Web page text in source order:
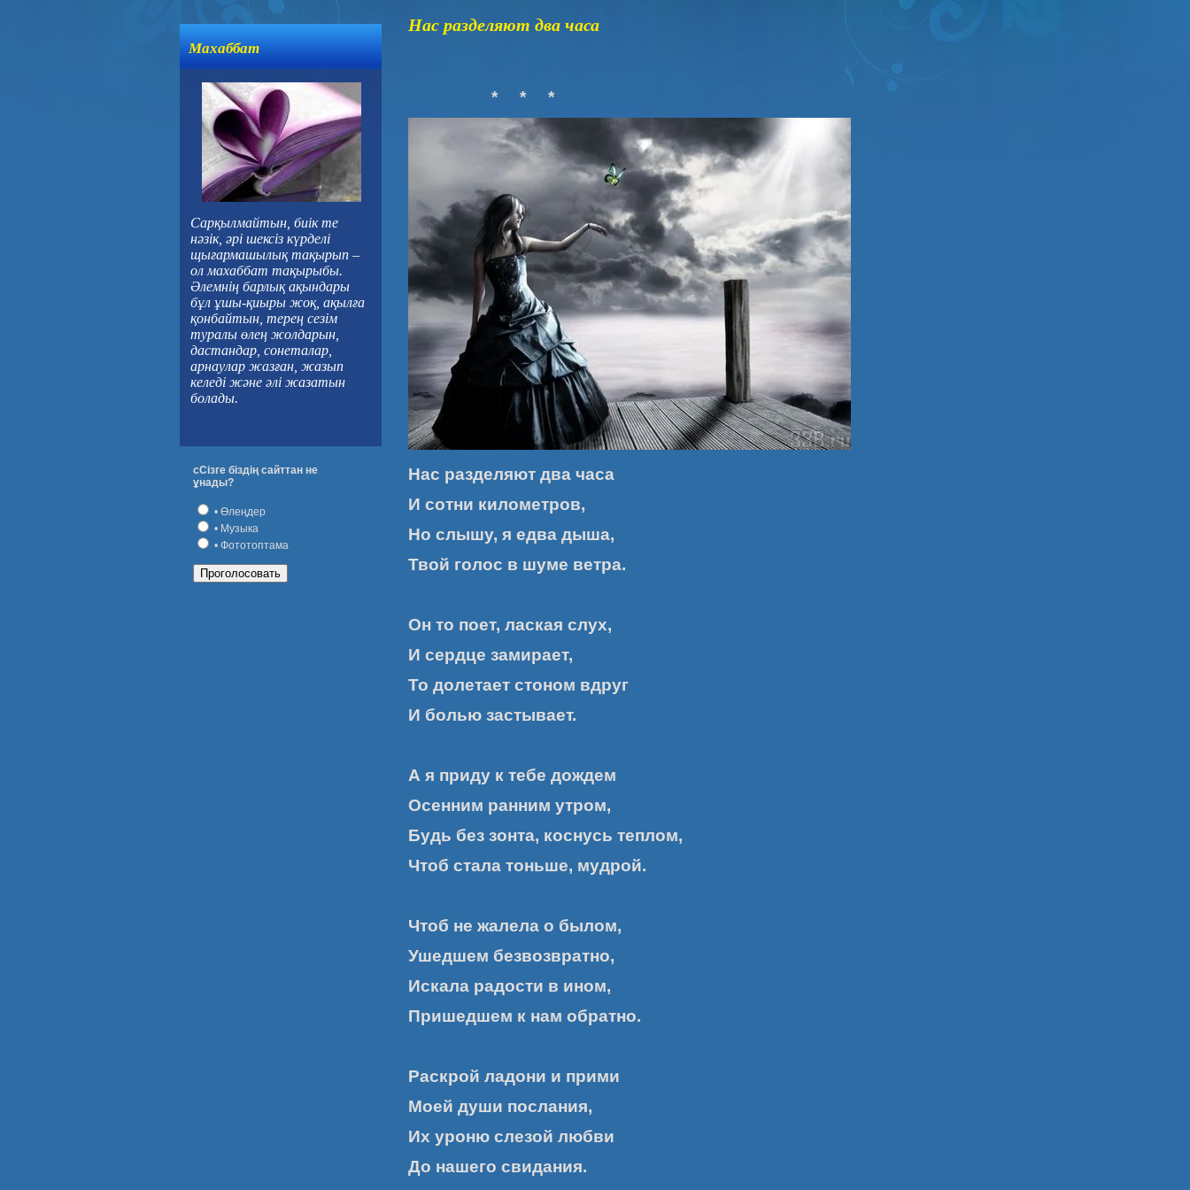
Махаббат
Сарқылмайтын, биік те
нәзік, әрі шексіз күрделі
щығармашылық тақырып –
ол махаббат тақырыбы.
Әлемнің барлық ақындары
бұл ұшы-қиыры жоқ, ақылға
қонбайтын, терең сезім
туралы өлең жолдарын,
дастандар, сонеталар,
арнаулар жазған, жазып
келеді және әлі жазатын
болады.
сСізге біздің сайттан не
ұнады?
• Өлеңдер
• Музыка
• Фототоптама
Нас разделяют два часа
* * *
Нас разделяют два часа
И сотни километров,
Но слышу, я едва дыша,
Твой голос в шуме ветра.
Он то поет, лаская слух,
И сердце замирает,
То долетает стоном вдруг
И болью застывает.
А я приду к тебе дождем
Осенним ранним утром,
Будь без зонта, коснусь теплом,
Чтоб стала тоньше, мудрой.
Чтоб не жалела о былом,
Ушедшем безвозвратно,
Искала радости в ином,
Пришедшем к нам обратно.
Раскрой ладони и прими
Моей души послания,
Их уроню слезой любви
До нашего свидания.